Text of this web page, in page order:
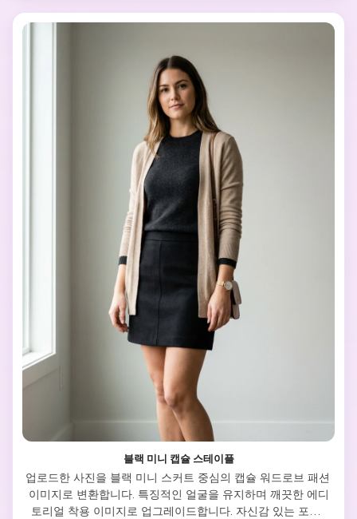
블랙 미니 캡슐 스테이플
업로드한 사진을 블랙 미니 스커트 중심의 캡슐 워드로브 패션
이미지로 변환합니다. 특징적인 얼굴을 유지하며 깨끗한 에디
토리얼 착용 이미지로 업그레이드합니다. 자신감 있는 포즈,